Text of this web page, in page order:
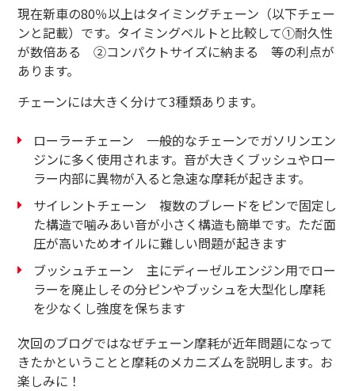
現在新車の80％以上はタイミングチェーン（以下チェー
ンと記載）です。タイミングベルトと比較して①耐久性
が数倍ある ②コンパクトサイズに納まる 等の利点が
あります。
チェーンには大きく分けて3種類あります。
ローラーチェーン 一般的なチェーンでガソリンエン
ジンに多く使用されます。音が大きくブッシュやロー
ラー内部に異物が入ると急速な摩耗が起きます。
サイレントチェーン 複数のブレードをピンで固定し
た構造で噛みあい音が小さく構造も簡単です。ただ面
圧が高いためオイルに難しい問題が起きます
ブッシュチェーン 主にディーゼルエンジン用でロー
ラーを廃止しその分ピンやブッシュを大型化し摩耗
を少なくし強度を保ちます
次回のブログではなぜチェーン摩耗が近年問題になって
きたかということと摩耗のメカニズムを説明します。お
楽しみに！